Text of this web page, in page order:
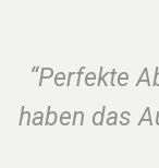
“Perfekte
haben das